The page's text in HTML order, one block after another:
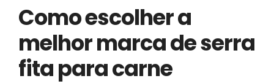
Como escolher a
melhor marca de serra
fita para carne